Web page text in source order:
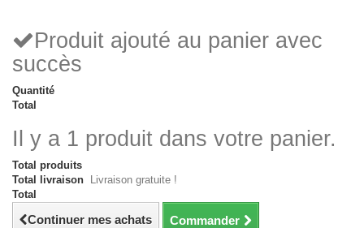
Produit ajouté au panier avec
succès
Quantité
Total
Il y a 1 produit dans votre panier.
Total produits
Total livraison
Livraison gratuite !
Total
Continuer mes achats Commander